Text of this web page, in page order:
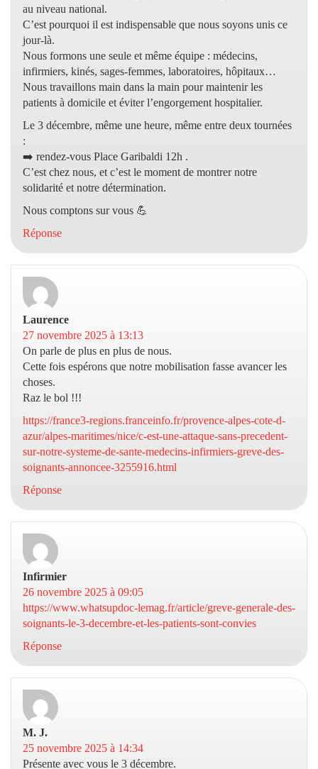
au niveau national.
C’est pourquoi il est indispensable que nous soyons unis ce
jour-là.
Nous formons une seule et même équipe : médecins,
infirmiers, kinés, sages-femmes, laboratoires, hôpitaux…
Nous travaillons main dans la main pour maintenir les
patients à domicile et éviter l’engorgement hospitalier.
Le 3 décembre, même une heure, même entre deux tournées
:
➡️ rendez-vous Place Garibaldi 12h .
C’est chez nous, et c’est le moment de montrer notre
solidarité et notre détermination.
Nous comptons sur vous 💪
Réponse
Laurence
27 novembre 2025 à 13:13
On parle de plus en plus de nous.
Cette fois espérons que notre mobilisation fasse avancer les
choses.
Raz le bol !!!
https://france3-regions.franceinfo.fr/provence-alpes-cote-d-
azur/alpes-maritimes/nice/c-est-une-attaque-sans-precedent-
sur-notre-systeme-de-sante-medecins-infirmiers-greve-des-
soignants-annoncee-3255916.html
Réponse
Infirmier
26 novembre 2025 à 09:05
https://www.whatsupdoc-lemag.fr/article/greve-generale-des-
soignants-le-3-decembre-et-les-patients-sont-convies
Réponse
M. J.
25 novembre 2025 à 14:34
Présente avec vous le 3 décembre.